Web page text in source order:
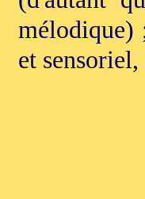
mélodique)
et